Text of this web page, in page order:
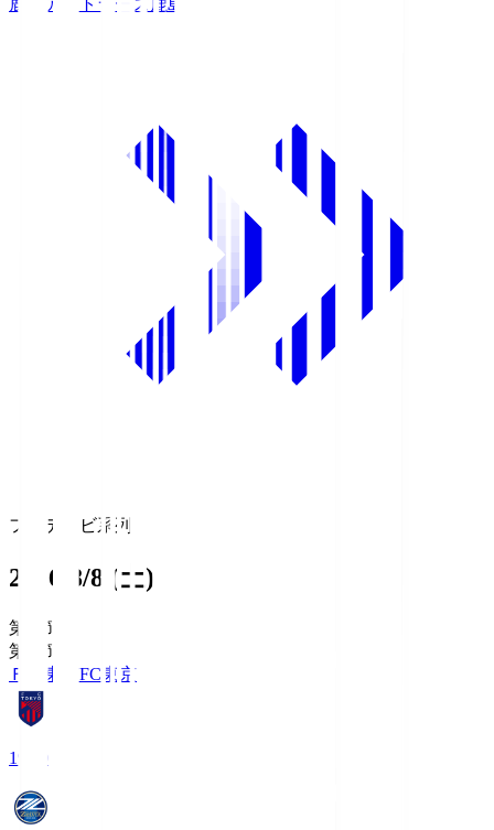
鹿島アントラーズ鹿島
フジテレビ系列
2026/8/8 (土)
第1節
第1節
ＦＣ東京 FC東京
19:00